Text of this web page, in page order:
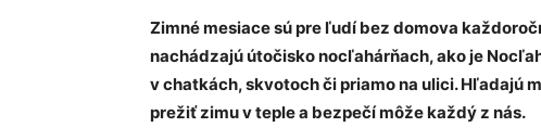
Zimné mesiace sú pre ľudí bez domova
nachádzajú útočisko nocľahárňach, ako je
v chatkách, skvotoch či priamo na ulici. Hľadajú
prežiť zimu v teple a bezpečí môže každý z nás.